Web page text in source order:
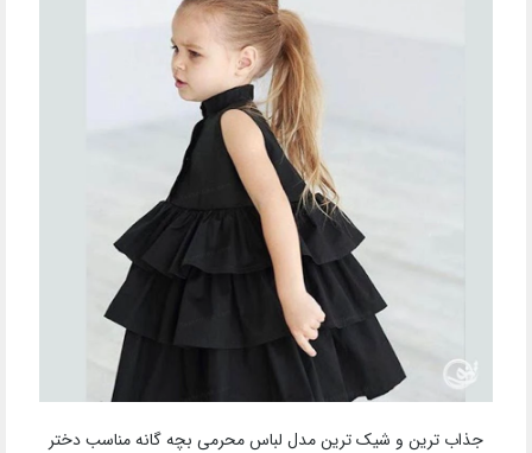
جذاب ترین و شیک ترین مدل لباس محرمی بچه گانه مناسب دختر